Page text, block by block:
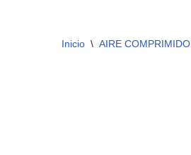
Inicio \ AIRE COMPRIMIDO